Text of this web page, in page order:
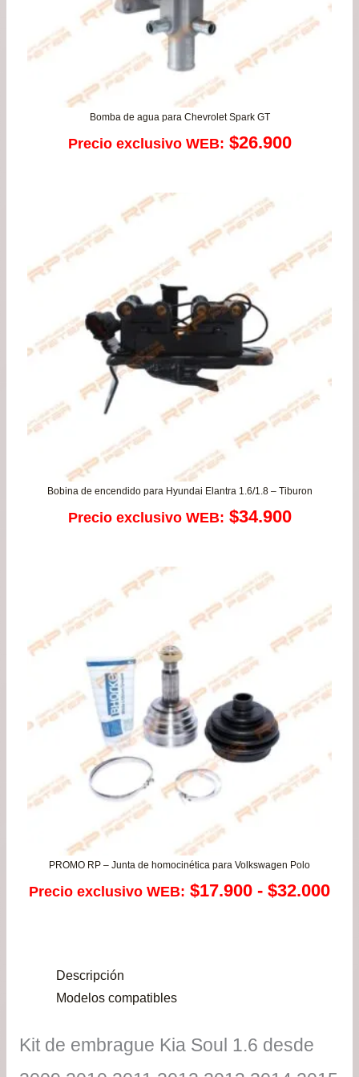
Bomba de agua para Chevrolet Spark GT
Precio exclusivo WEB: $26.900
Bobina de encendido para Hyundai Elantra 1.6/1.8 – Tiburon
Precio exclusivo WEB: $34.900
PROMO RP – Junta de homocinética para Volkswagen Polo
Precio exclusivo WEB: $17.900 - $32.000
Descripción
Modelos compatibles
Kit de embrague Kia Soul 1.6 desde